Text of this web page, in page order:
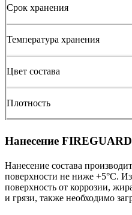
Срок хранения
Температура хранения
Цвет состава
Плотность
Нанесение
Нанесение состава
поверхности не ниже +5°С.
поверхность от коррозии,
и грязи, также необходимо